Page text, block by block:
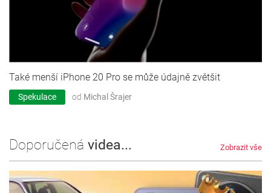
Také menší iPhone 20 Pro se může údajně zvětšit
Spekulace od Michal Šrajer
Doporučená videa... Zobrazit vše